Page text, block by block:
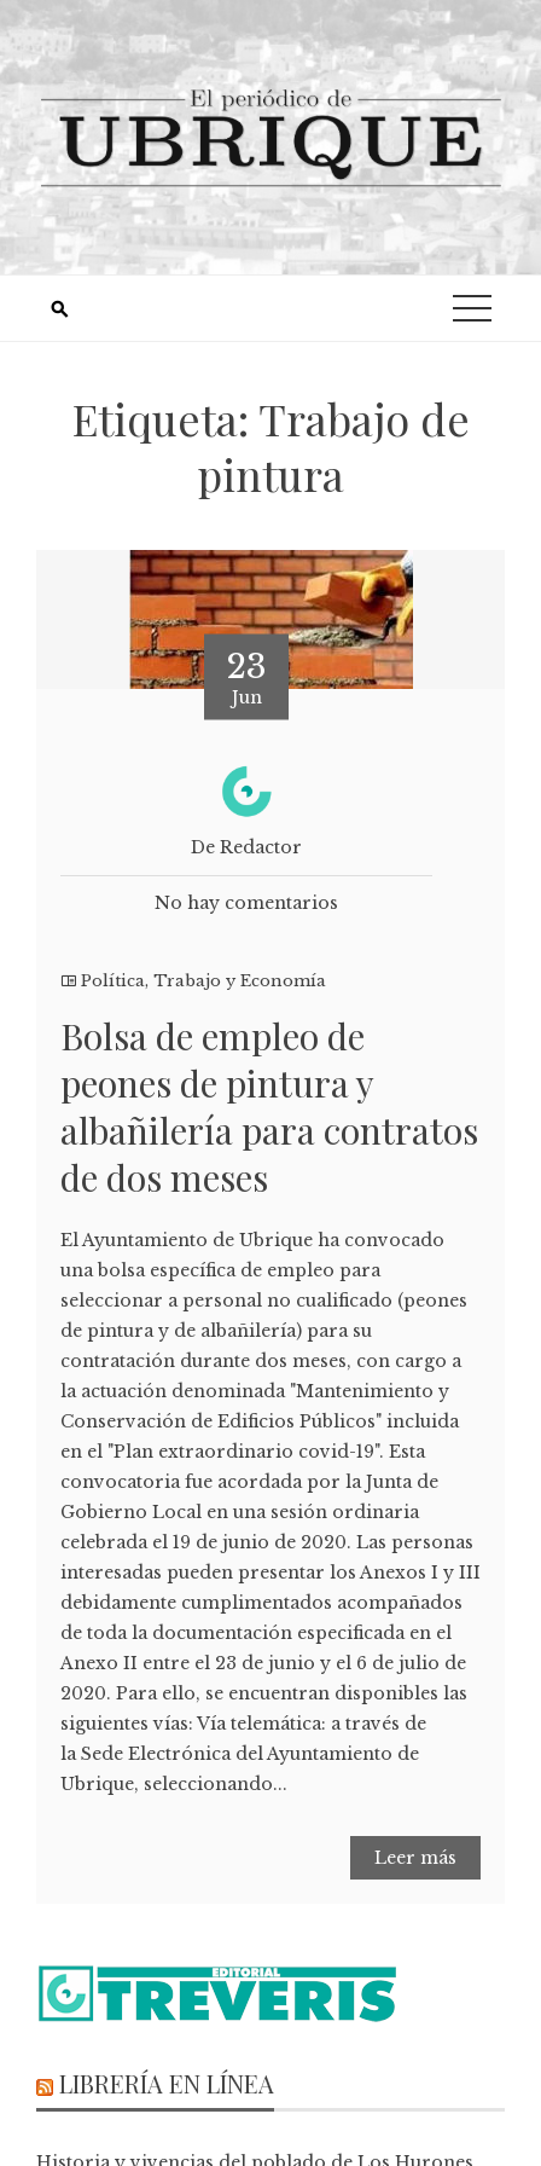
Etiqueta: Trabajo de
pintura
23
Jun
De Redactor
No hay comentarios
Política, Trabajo y Economía
Bolsa de empleo de
peones de pintura y
albañilería para contratos
de dos meses
El Ayuntamiento de Ubrique ha convocado
una bolsa específica de empleo para
seleccionar a personal no cualificado (peones
de pintura y de albañilería) para su
contratación durante dos meses, con cargo a
la actuación denominada "Mantenimiento y
Conservación de Edificios Públicos" incluida
en el "Plan extraordinario covid-19". Esta
convocatoria fue acordada por la Junta de
Gobierno Local en una sesión ordinaria
celebrada el 19 de junio de 2020. Las personas
interesadas pueden presentar los Anexos I y III
debidamente cumplimentados acompañados
de toda la documentación especificada en el
Anexo II entre el 23 de junio y el 6 de julio de
2020. Para ello, se encuentran disponibles las
siguientes vías: Vía telemática: a través de
la Sede Electrónica del Ayuntamiento de
Ubrique, seleccionando...
Leer más
LIBRERÍA EN LÍNEA